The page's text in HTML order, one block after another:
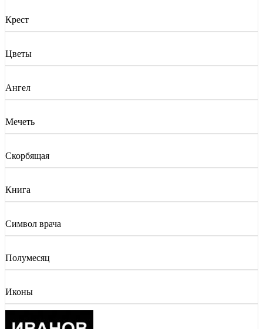
Крест
Цветы
Ангел
Мечеть
Скорбящая
Книга
Символ врача
Полумесяц
Иконы